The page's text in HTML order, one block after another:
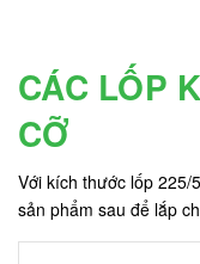
CÁC LỐP
CỠ
Với kích thước lốp 225/
sản phẩm sau để lắp